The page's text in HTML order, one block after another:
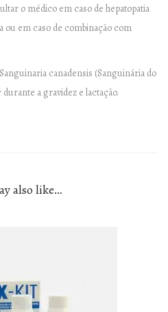
o médico em caso de hepatopatia
ou em caso de combinação com
canadensis (Sanguinária do
a gravidez e lactação.
also like…